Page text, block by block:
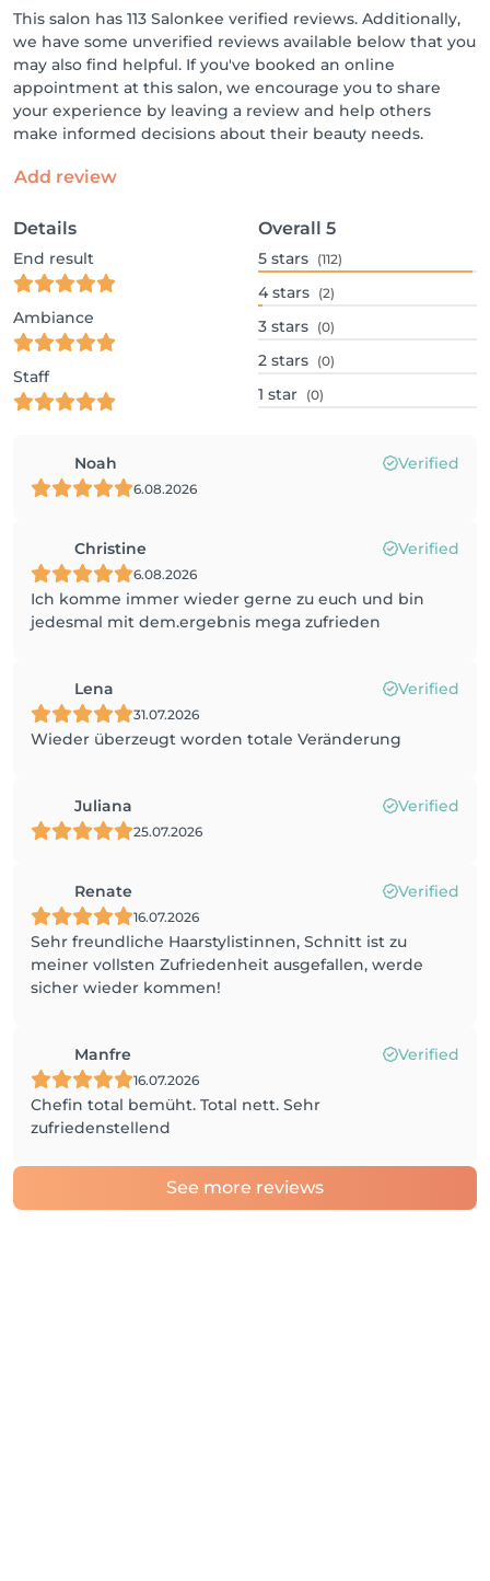
This salon has 113 Salonkee verified reviews. Additionally,
we have some unverified reviews available below that you
may also find helpful. If you've booked an online
appointment at this salon, we encourage you to share
your experience by leaving a review and help others
make informed decisions about their beauty needs.
Add review
Details
End result
Ambiance
Staff
Overall 5
5 stars (112)
4 stars (2)
3 stars (0)
2 stars (0)
1 star (0)
Noah Verified
6.08.2026
Christine Verified
6.08.2026
Ich komme immer wieder gerne zu euch und bin
jedesmal mit dem.ergebnis mega zufrieden
Lena Verified
31.07.2026
Wieder überzeugt worden totale Veränderung
Juliana Verified
25.07.2026
Renate Verified
16.07.2026
Sehr freundliche Haarstylistinnen, Schnitt ist zu
meiner vollsten Zufriedenheit ausgefallen, werde
sicher wieder kommen!
Manfre Verified
16.07.2026
Chefin total bemüht. Total nett. Sehr
zufriedenstellend
See more reviews